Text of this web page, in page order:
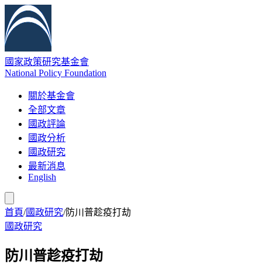
國家政策研究基金會
National Policy Foundation
關於基金會
全部文章
國政評論
國政分析
國政研究
最新消息
English
首頁/國政研究/防川普趁疫打劫
國政研究
防川普趁疫打劫